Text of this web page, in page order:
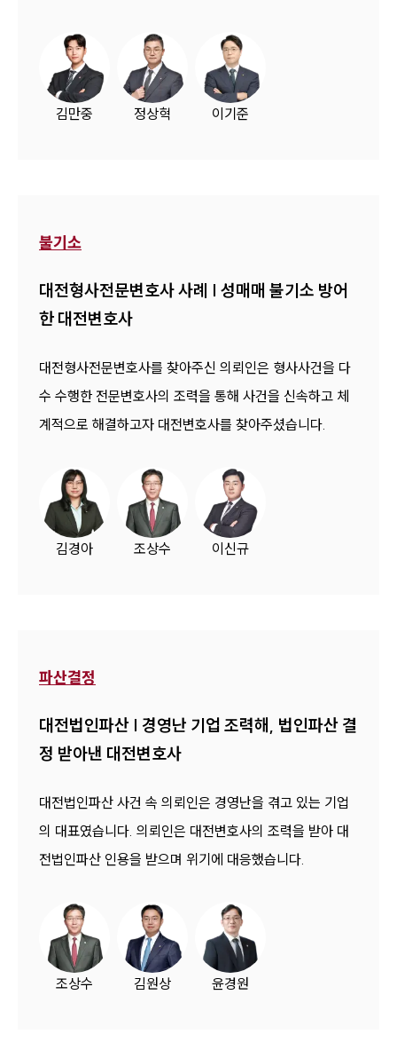
김만중 정상혁 이기준
불기소
대전형사전문변호사 사례 | 성매매 불기소 방어
한 대전변호사
대전형사전문변호사를 찾아주신 의뢰인은 형사사건을 다
수 수행한 전문변호사의 조력을 통해 사건을 신속하고 체
계적으로 해결하고자 대전변호사를 찾아주셨습니다.
김경아 조상수 이신규
파산결정
대전법인파산 | 경영난 기업 조력해, 법인파산 결
정 받아낸 대전변호사
대전법인파산 사건 속 의뢰인은 경영난을 겪고 있는 기업
의 대표였습니다. 의뢰인은 대전변호사의 조력을 받아 대
전법인파산 인용을 받으며 위기에 대응했습니다.
조상수 김원상 윤경원